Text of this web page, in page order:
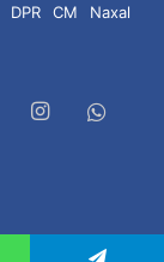
DPR CM
Naxal
TumblrInstagram